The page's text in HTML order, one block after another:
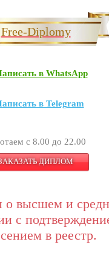
Free-Diplomy
в WhatsApp
в Telegram
с 8.00 до 22.00
ДИПЛОМ
высшем и
с
в реестр.